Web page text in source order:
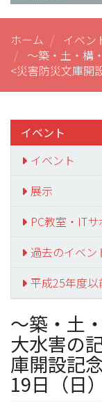
ホーム
イベン
～築・土・構
<災害防災文庫開
イベント
イベント
展示
PC教室・IT
過去のイベン
平成25年度
～築・土
大水害の
庫開設記
19日（日）